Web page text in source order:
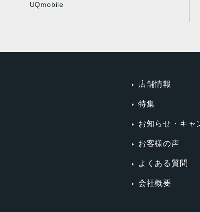
UQmobile
店舗情報
特集
お知らせ・キャ
お客様の声
よくある質問
会社概要